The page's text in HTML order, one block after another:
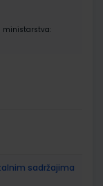
ministarstva:
sadržajima